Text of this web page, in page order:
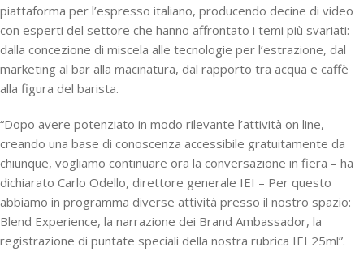
piattaforma per l’espresso italiano, producendo decine di video
con esperti del settore che hanno affrontato i temi più svariati:
dalla concezione di miscela alle tecnologie per l’estrazione, dal
marketing al bar alla macinatura, dal rapporto tra acqua e caffè
alla figura del barista.
“Dopo avere potenziato in modo rilevante l’attività on line,
creando una base di conoscenza accessibile gratuitamente da
chiunque, vogliamo continuare ora la conversazione in fiera – ha
dichiarato Carlo Odello, direttore generale IEI – Per questo
abbiamo in programma diverse attività presso il nostro spazio:
Blend Experience, la narrazione dei Brand Ambassador, la
registrazione di puntate speciali della nostra rubrica IEI 25ml”.